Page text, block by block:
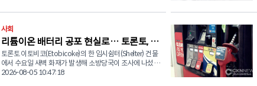
다. 이어 "개발 부담금과 각종 세금, 건설비 상승, 부족한 개
해결하는 가장 효과적인 방법은 더 많은 주택을 더 빠르게
공급하는 것"이라고 덧붙였다. 토론토는 최근 수년간 주택
공급 부족과 높은 금리, 지속적인 인구 증가가 겹치면서 캐
나다에서 가장 심각한 주택난을 겪는 도시 가운데 하나로
꼽히고 있다. 올리비아 차우 시장도 "토론토에는 서민들을
위한 주택이 지금 당장 필요하다"며 "월말이 되면 임대료를
실시한다고 공식 발표했다. 사전투표는 8월 26일(수)부터
의 전임 주의원이 사퇴하면서 치러지는 것으로, 집권 온타리
오 진보보수당(PC)과 자유당(Liberal), 신민주당(NDP), 녹
색당(Green Party)이 모두 후보를 내세우면서 치열한 접전
이 예상된다. 가장 관심을 모으고 있는 곳은 스카버러 사우
스웨스트 선거구다. 자유당 후보로는 지난 5월 당내 경선에
사회
리튬이온 배터리 공포 현실로… 토론토, 잇
따라 화재 발생
토론토 이토비코(Etobicoke)의 한 임시쉼터(Shelter) 건물
에서 수요일 새벽 화재가 발생해 소방당국이 조사에 나섰
다. 현장에서는 탄 리튬이온 배터리가 발견되어 당국이 배
2026-08-05 10:47:18